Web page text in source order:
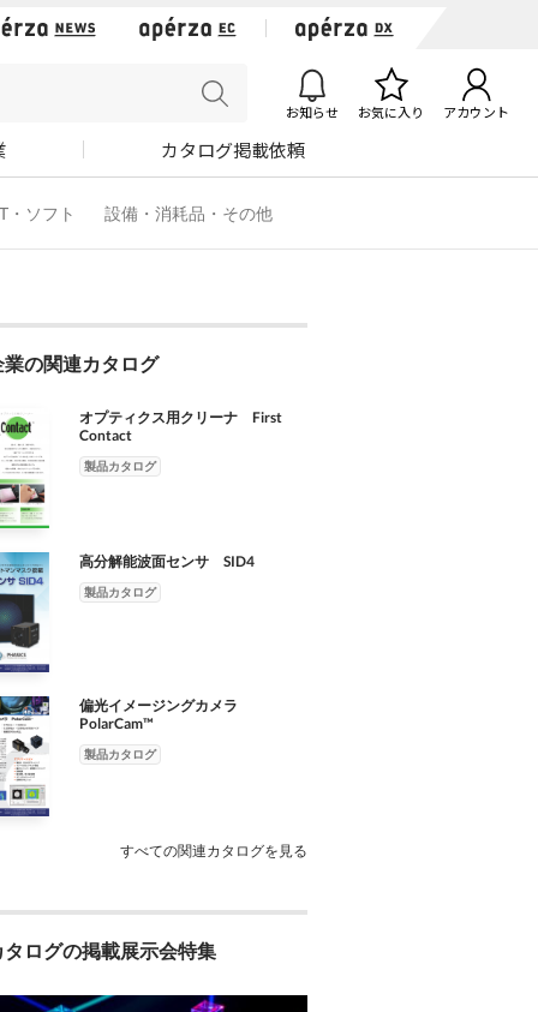
お知らせ お気に入り アカウント
カタログ掲載依頼
・ソフト 設備・消耗品・その他
業の関連カタログ
オプティクス用クリーナ First
Contact
製品カタログ
高分解能波面センサ SID4
製品カタログ
偏光イメージングカメラ
PolarCam™
製品カタログ
すべての関連カタログを見る
タログの掲載展示会特集